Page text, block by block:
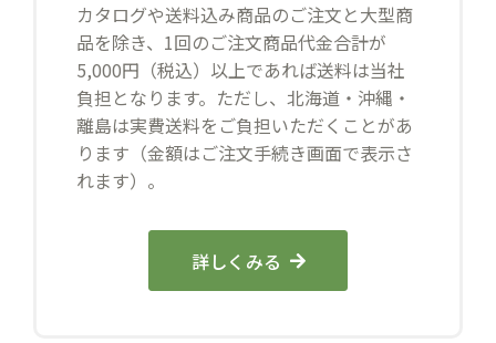
カタログや送料込み商品のご注文と大型商
品を除き、1回のご注文商品代金合計が
5,000円（税込）以上であれば送料は当社
負担となります。ただし、北海道・沖縄・
離島は実費送料をご負担いただくことがあ
ります（金額はご注文手続き画面で表示さ
れます）。
詳しくみる